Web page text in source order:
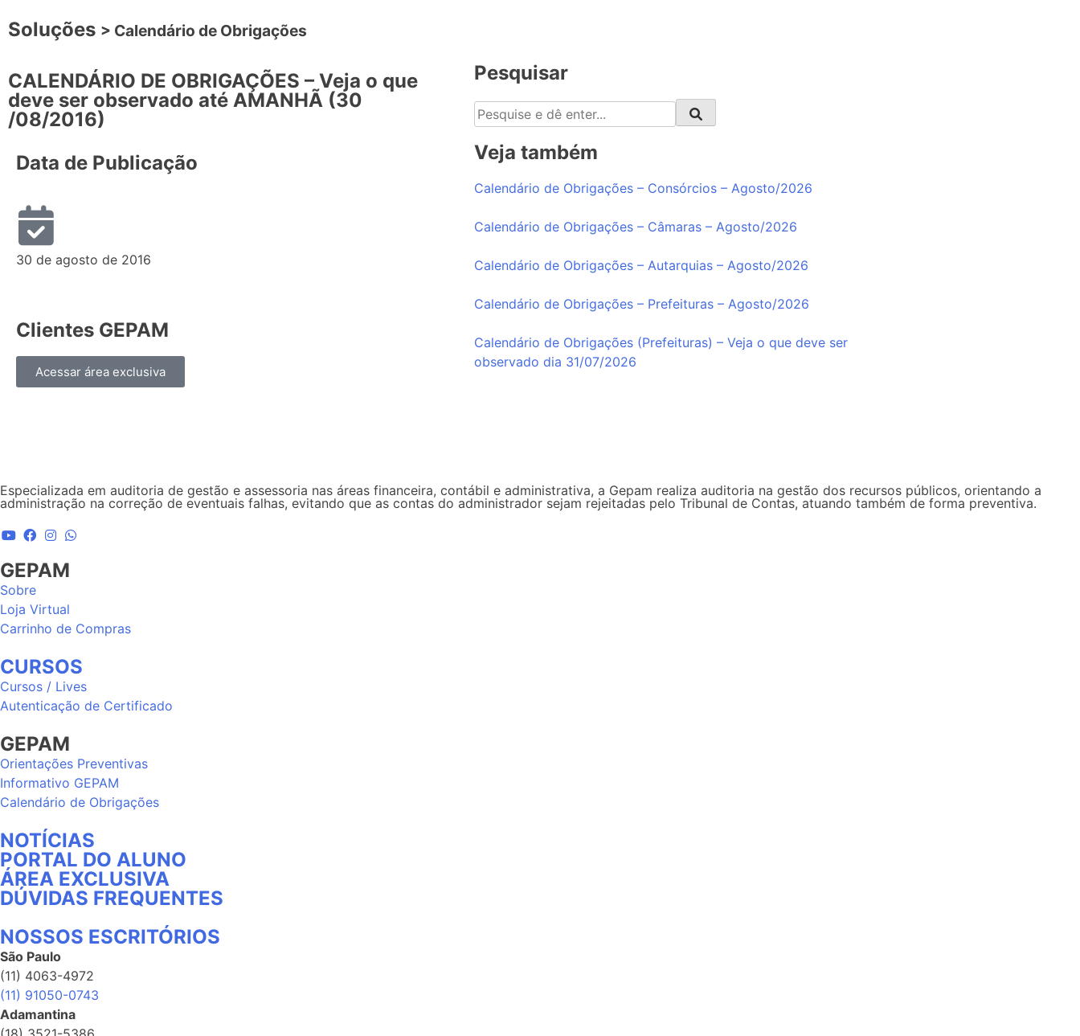
Soluções > Calendário de Obrigações
​CALENDÁRIO DE OBRIGAÇÕES – Veja o que
deve ser observado até AMANHÃ (​30​
/08/2016)
Data de Publicação
30 de agosto de 2016
Clientes GEPAM
Acessar área exclusiva
Pesquisar
Veja também
Calendário de Obrigações – Consórcios – Agosto/2026
Calendário de Obrigações – Câmaras – Agosto/2026
Calendário de Obrigações – Autarquias – Agosto/2026
Calendário de Obrigações – Prefeituras – Agosto/2026
Calendário de Obrigações (Prefeituras) – Veja o que deve ser
observado dia 31/07/2026
Especializada em auditoria de gestão e assessoria nas áreas financeira, contábil e administrativa, a Gepam realiza auditoria na gestão dos recursos públicos, orientando a
administração na correção de eventuais falhas, evitando que as contas do administrador sejam rejeitadas pelo Tribunal de Contas, atuando também de forma preventiva.
GEPAM
Sobre
Loja Virtual
Carrinho de Compras
CURSOS
Cursos / Lives
Autenticação de Certificado
GEPAM
Orientações Preventivas
Informativo GEPAM
Calendário de Obrigações
NOTÍCIAS
PORTAL DO ALUNO
ÁREA EXCLUSIVA
DÚVIDAS FREQUENTES
NOSSOS ESCRITÓRIOS
São Paulo
(11) 4063-4972
(11) 91050-0743
Adamantina